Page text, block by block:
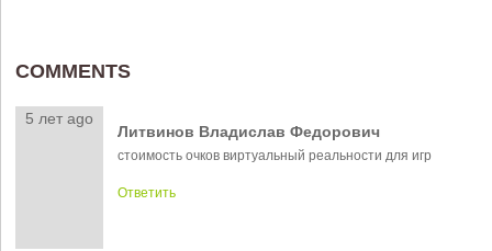
COMMENTS
5 лет ago
Литвинов Владислав Федорович
стоимость очков виртуальный реальности для игр
Ответить